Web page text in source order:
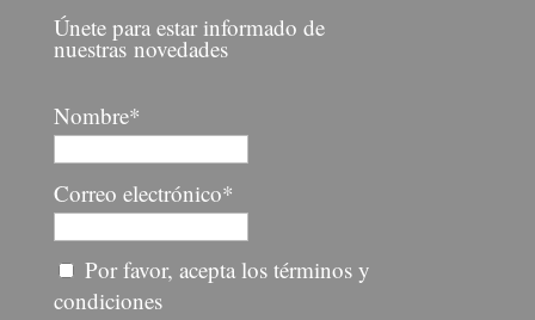
Únete para estar informado de
nuestras novedades
Nombre*
Correo electrónico*
Por favor, acepta los términos y
condiciones